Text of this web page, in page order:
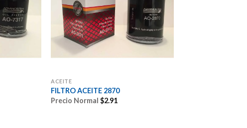
ACEITE
FILTRO ACEITE 2870
Precio Normal$2.91